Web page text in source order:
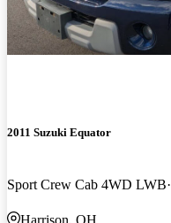
2011 Suzuki Equator
Sport Crew Cab 4WD LWB
Harrison, OH